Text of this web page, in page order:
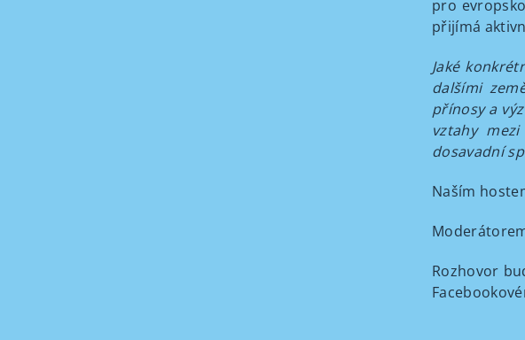
pro
přijímá
Jaké
dalšími
přínosy a
vztahy
dosavadní
Naším
Rozhovor